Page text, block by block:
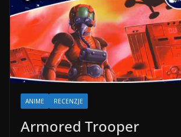
ANIME RECENZJE
Armored Trooper